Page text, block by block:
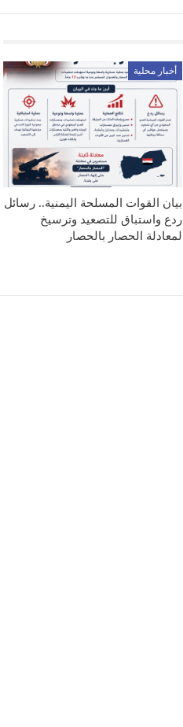
أخبار محلية
بيان القوات المسلحة اليمنية.. رسائل
ردع واستباق للتصعيد وترسيخ
لمعادلة الحصار بالحصار